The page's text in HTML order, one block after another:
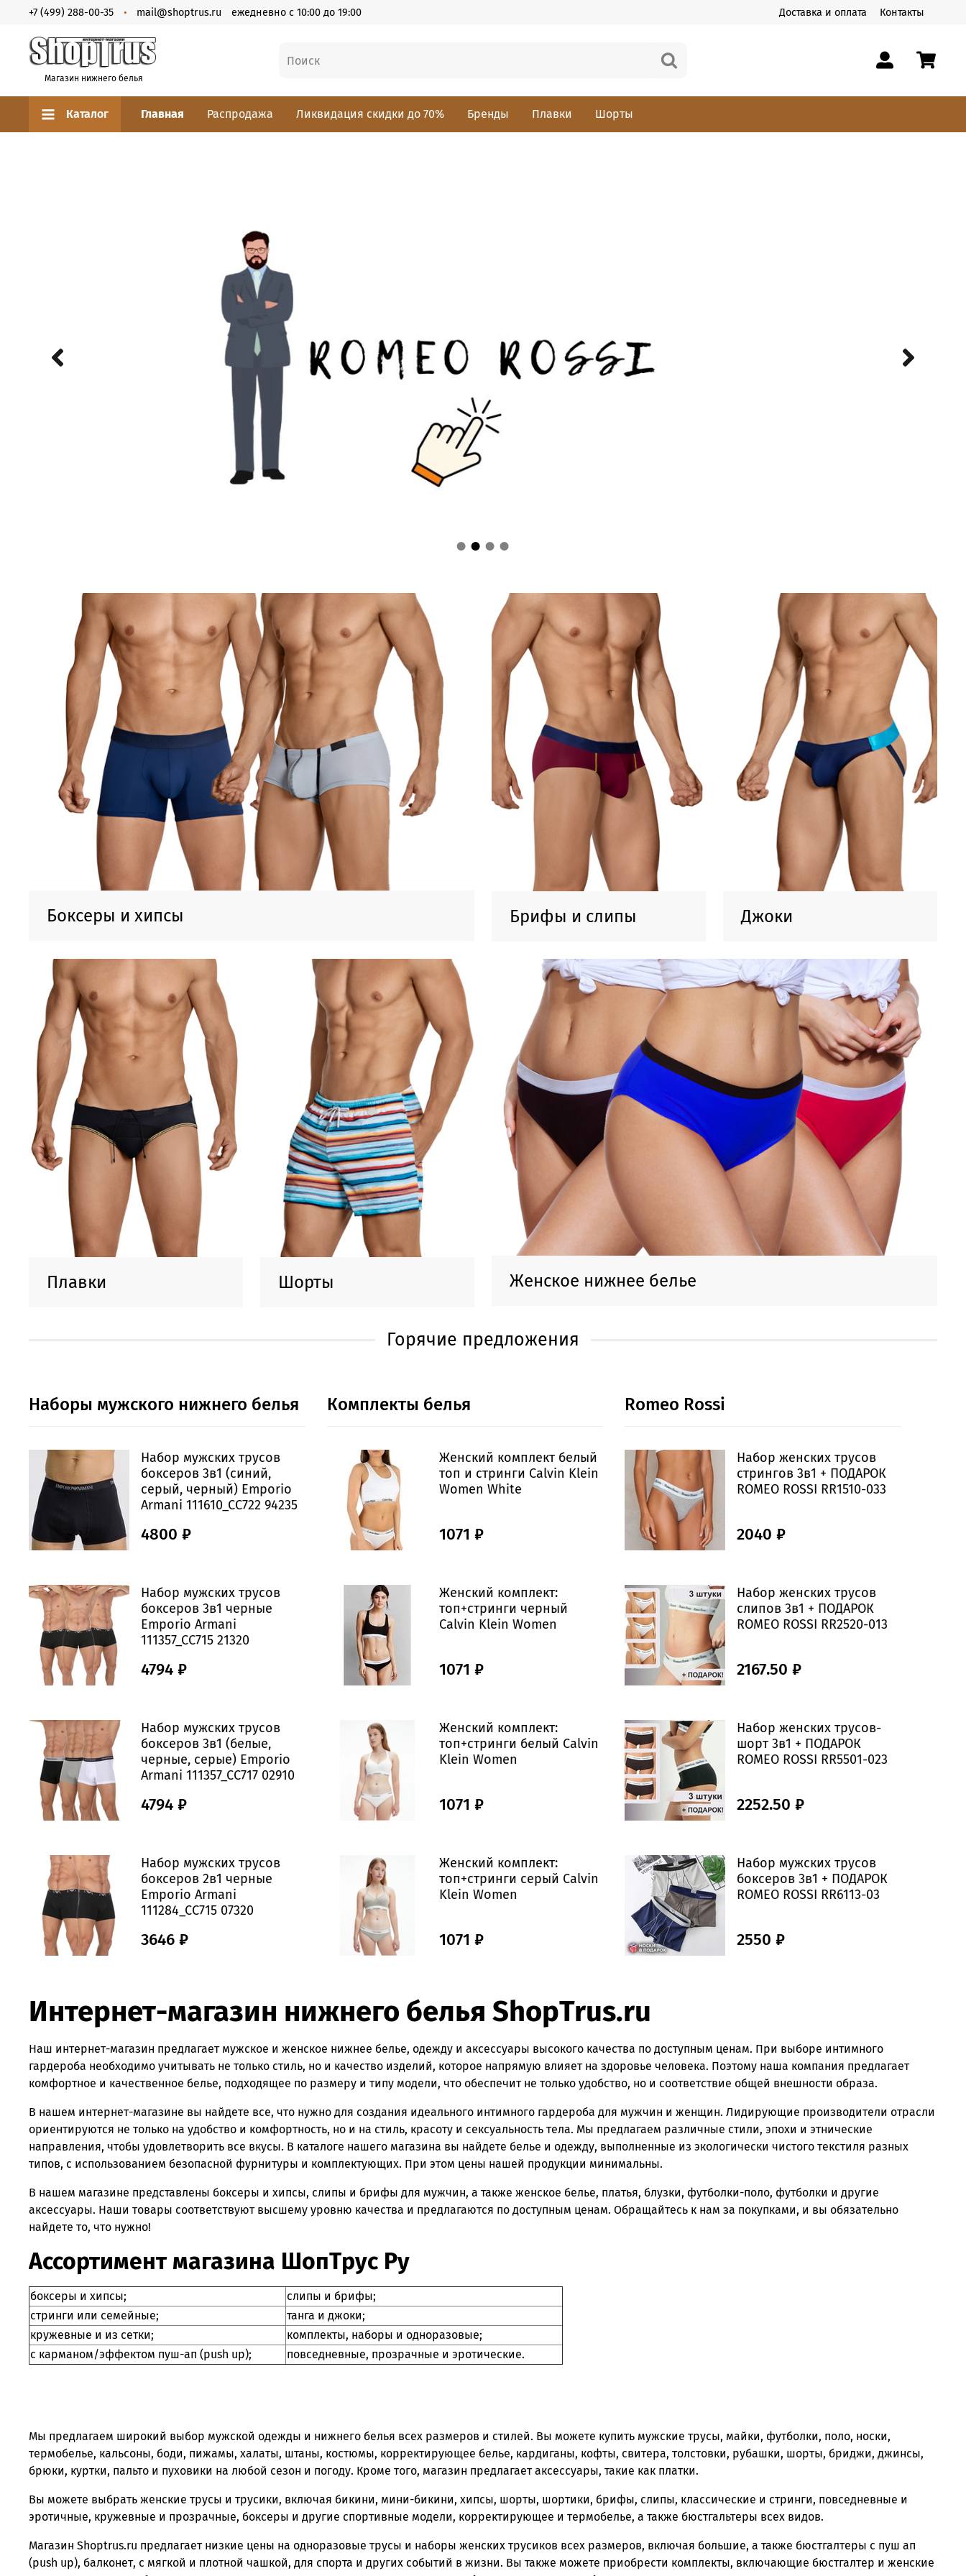
Доставка и оплата Контакты
+7 (499) 288-00-35 mail@shoptrus.ru ежедневно с 10:00 до 19:00
Магазин нижнего белья
Каталог Главная Распродажа Ликвидация скидки до 70% Бренды Плавки Шорты
Боксеры и хипсы Брифы и слипы Джоки
Плавки Шорты Женское нижнее белье
Горячие предложения
Наборы мужского нижнего белья
Набор мужских трусов
боксеров 3в1 (синий,
серый, черный) Emporio
Armani 111610_CC722 94235
4800 ₽
Набор мужских трусов
боксеров 3в1 черные
Emporio Armani
111357_CC715 21320
4794 ₽
Набор мужских трусов
боксеров 3в1 (белые,
черные, серые) Emporio
Armani 111357_CC717 02910
4794 ₽
Набор мужских трусов
боксеров 2в1 черные
Emporio Armani
111284_CC715 07320
3646 ₽
Комплекты белья
Женский комплект белый
топ и стринги Calvin Klein
Women White
1071 ₽
Женский комплект:
топ+стринги черный
Calvin Klein Women
1071 ₽
Женский комплект:
топ+стринги белый Calvin
Klein Women
1071 ₽
Женский комплект:
топ+стринги серый Calvin
Klein Women
1071 ₽
Romeo Rossi
Набор женских трусов
стрингов 3в1 + ПОДАРОК
ROMEO ROSSI RR1510-033
2040 ₽
Набор женских трусов
слипов 3в1 + ПОДАРОК
ROMEO ROSSI RR2520-013
2167.50 ₽
Набор женских трусов-
шорт 3в1 + ПОДАРОК
ROMEO ROSSI RR5501-023
2252.50 ₽
Набор мужских трусов
боксеров 3в1 + ПОДАРОК
ROMEO ROSSI RR6113-03
2550 ₽
Интернет-магазин нижнего белья ShopTrus.ru
Наш интернет-магазин предлагает мужское и женское нижнее белье, одежду и аксессуары высокого качества по доступным ценам. При выборе интимного
гардероба необходимо учитывать не только стиль, но и качество изделий, которое напрямую влияет на здоровье человека. Поэтому наша компания предлагает
комфортное и качественное белье, подходящее по размеру и типу модели, что обеспечит не только удобство, но и соответствие общей внешности образа.
В нашем интернет-магазине вы найдете все, что нужно для создания идеального интимного гардероба для мужчин и женщин. Лидирующие производители отрасли
ориентируются не только на удобство и комфортность, но и на стиль, красоту и сексуальность тела. Мы предлагаем различные стили, эпохи и этнические
направления, чтобы удовлетворить все вкусы. В каталоге нашего магазина вы найдете белье и одежду, выполненные из экологически чистого текстиля разных
типов, с использованием безопасной фурнитуры и комплектующих. При этом цены нашей продукции минимальны.
В нашем магазине представлены боксеры и хипсы, слипы и брифы для мужчин, а также женское белье, платья, блузки, футболки-поло, футболки и другие
аксессуары. Наши товары соответствуют высшему уровню качества и предлагаются по доступным ценам. Обращайтесь к нам за покупками, и вы обязательно
найдете то, что нужно!
Ассортимент магазина ШопТрус Ру
боксеры и хипсы;
слипы и брифы;
стринги или семейные;
танга и джоки;
кружевные и из сетки;
комплекты, наборы и одноразовые;
с карманом/эффектом пуш-ап (push up);
повседневные, прозрачные и эротические.
Мы предлагаем широкий выбор мужской одежды и нижнего белья всех размеров и стилей. Вы можете купить мужские трусы, майки, футболки, поло, носки,
термобелье, кальсоны, боди, пижамы, халаты, штаны, костюмы, корректирующее белье, кардиганы, кофты, свитера, толстовки, рубашки, шорты, бриджи, джинсы,
брюки, куртки, пальто и пуховики на любой сезон и погоду. Кроме того, магазин предлагает аксессуары, такие как платки.
Вы можете выбрать женские трусы и трусики, включая бикини, мини-бикини, хипсы, шорты, шортики, брифы, слипы, классические и стринги, повседневные и
эротичные, кружевные и прозрачные, боксеры и другие спортивные модели, корректирующее и термобелье, а также бюстгальтеры всех видов.
Магазин Shoptrus.ru предлагает низкие цены на одноразовые трусы и наборы женских трусиков всех размеров, включая большие, а также бюстгалтеры с пуш ап
(push up), балконет, с мягкой и плотной чашкой, для спорта и других событий в жизни. Вы также можете приобрести комплекты, включающие бюстгалтер и женские